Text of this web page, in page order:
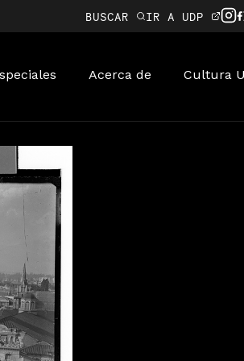
BUSCAR IR A UDP
Acerca de Cultura